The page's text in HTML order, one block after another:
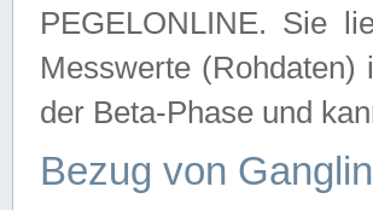
PEGELONLINE. Sie
Messwerte
der Beta-Phase und
Bezug von